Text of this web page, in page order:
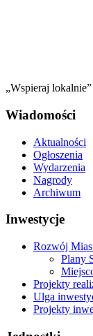
„Wspieraj
Wiadomości
Aktualności
Ogłoszenia
Wydarzenia
Nagrody
Archiwum
Inwestycje
Rozwój
Plany
Projekty
Ulga
Projekty